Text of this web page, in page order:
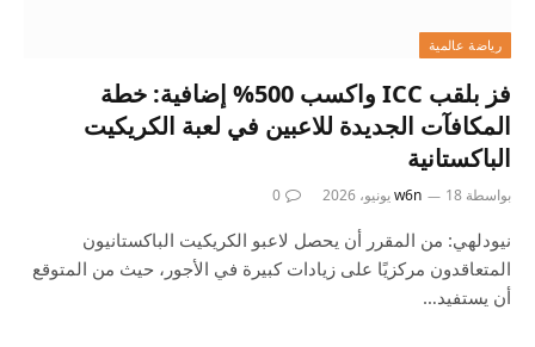
رياضة عالمية
فز بلقب ICC واكسب 500% إضافية: خطة
المكافآت الجديدة للاعبين في لعبة الكريكيت
الباكستانية
بواسطة w6n 18 يونيو، 2026 0
نيودلهي: من المقرر أن يحصل لاعبو الكريكيت الباكستانيون
المتعاقدون مركزيًا على زيادات كبيرة في الأجور، حيث من المتوقع
أن يستفيد…